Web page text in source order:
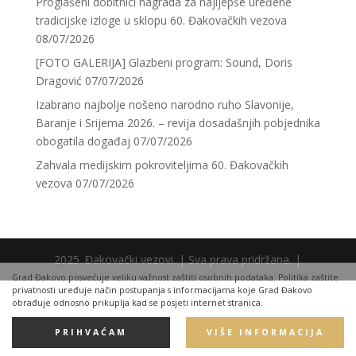
Grad Đakovo posvećuje veliku važnost zaštiti osobnih podataka. Politika zaštite
privatnosti uređuje način postupanja s informacijama koje Grad Đakovo
obrađuje odnosno prikuplja kad se posjeti internet stranica.
PRIHVAĆAM VIŠE INFORMACIJA
tradicijske izloge u sklopu 60. Đakovačkih vezova
08/07/2026
[FOTO GALERIJA] Glazbeni program: Sound, Doris
Dragović 07/07/2026
Izabrano najbolje nošeno narodno ruho Slavonije,
Baranje i Srijema 2026. – revija dosadašnjih pobjednika
obogatila događaj 07/07/2026
Zahvala medijskim pokroviteljima 60. Đakovačkih
vezova 07/07/2026
2025. Đakovački vezovi. | Sva prava pridržana. |